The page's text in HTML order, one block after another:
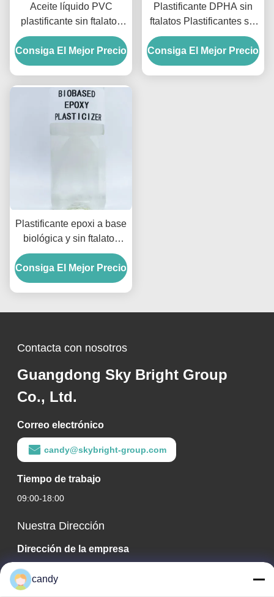
Aceite líquido PVC
plastificante sin ftalatos
DINCH Plastificante 99.5
Contenido
Consiga El Mejor Precio
Plastificante DPHA sin
ftalatos Plastificantes sin
ftalatos para PVC a baja
temperatura
Consiga El Mejor Precio
Plastificante epoxi a base
biológica y sin ftalatos
para ESBO 0.988g/cm3
Consiga El Mejor Precio
Contacta con nosotros
Guangdong Sky Bright Group
Co., Ltd.
Correo electrónico
candy@skybright-group.com
Tiempo de trabajo
09:00-18:00
Nuestra Dirección
Dirección de la empresa
CALLE ZUMIAO, DISTRITO DE CHANCHENG, FOSHAN,
GUANGDONG, CHINA.
candy